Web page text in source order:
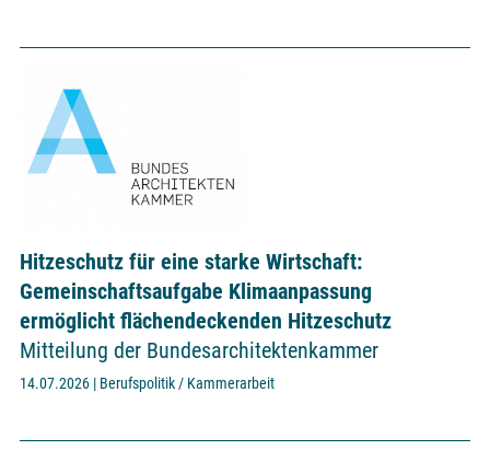
Hitzeschutz für eine starke Wirtschaft:
Gemeinschaftsaufgabe Klimaanpassung
ermöglicht flächendeckenden Hitzeschutz
Mitteilung der Bundesarchitektenkammer
14.07.2026 | Berufspolitik / Kammerarbeit